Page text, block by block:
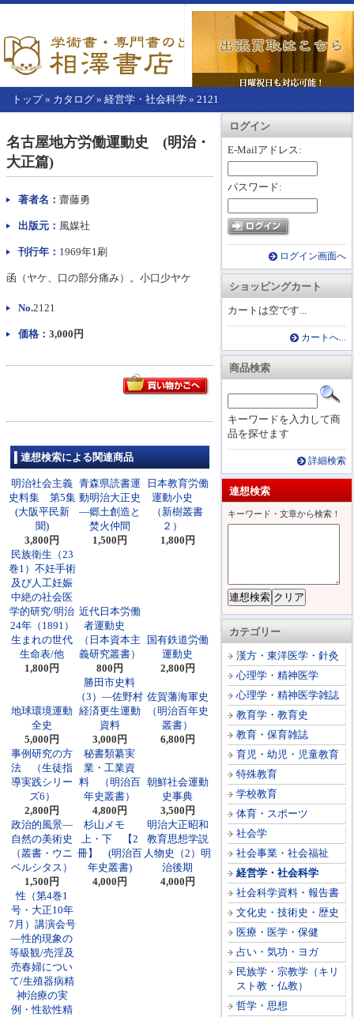
トップ» カタログ » 経営学・社会科学 » 2121
カートを見る
ログイン
E-Mailアドレス:
パスワード:
ログイン画面へ
ショッピングカート
カートは空です...
カートへ...
商品検索
キーワードを入力して商
品を探せます
詳細検索
連想検索
キーワード・文章から検索！
カテゴリー
漢方・東洋医学・針灸
心理学・精神医学
心理学・精神医学雑誌
教育学・教育史
教育・保育雑誌
育児・幼児・児童教育
特殊教育
学校教育
体育・スポーツ
社会学
社会事業・社会福祉
経営学・社会科学
社会科学資料・報告書
文化史・技術史・歴史
医療・医学・保健
占い・気功・ヨガ
民族学・宗教学（キリ
スト教・仏教）
哲学・思想
こ
か
ら
本
文】
名古屋地方労働運動史 (明治・
大正篇)
著者名： 齋藤勇
出版元： 風媒社
刊行年： 1969年1刷
函（ヤケ、口の部分痛み）。小口少ヤケ
No.2121
価格： 3,000円
連想検索による関連商品
明治社会主義
史料集 第5集
(大阪平民新
聞)
3,800円
青森県読書運
動明治大正史
―郷土創造と
焚火仲間
1,500円
日本教育労働
運動小史
（新樹叢書
２）
1,800円
民族衛生（23
巻1）不妊手術
及び人工妊娠
中絶の社会医
学的研究/明治
24年（1891）
生まれの世代
生命表/他
1,800円
近代日本労働
者運動史
（日本資本主
義研究叢書）
800円
国有鉄道労働
運動史
2,800円
地球環境運動
全史
5,000円
勝田市史料
（3）―佐野村
経済更生運動
資料
3,000円
佐賀藩海軍史
（明治百年史
叢書）
6,800円
事例研究の方
法 （生徒指
導実践シリー
ズ6）
2,800円
秘書類纂実
業・工業資
料 （明治百
年史叢書）
4,800円
朝鮮社会運動
史事典
3,500円
政治的風景―
自然の美術史
（叢書・ウニ
ベルシタス）
1,500円
杉山メモ
上・下 【2
冊】 (明治百
年史叢書)
4,000円
明治大正昭和
教育思想学説
人物史（2）明
治後期
4,000円
性（第4巻1
号・大正10年
7月）講演会号
―性的現象の
等級観/売淫及
売春婦につい
て/生殖器病精
神治療の実
例・性欲性精